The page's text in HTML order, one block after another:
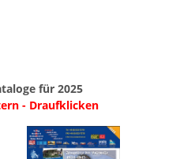
für 2025
- Draufklicken